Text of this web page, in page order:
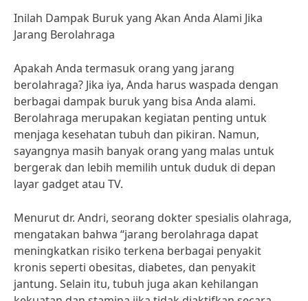
Inilah Dampak Buruk yang Akan Anda Alami Jika
Jarang Berolahraga
Apakah Anda termasuk orang yang jarang
berolahraga? Jika iya, Anda harus waspada dengan
berbagai dampak buruk yang bisa Anda alami.
Berolahraga merupakan kegiatan penting untuk
menjaga kesehatan tubuh dan pikiran. Namun,
sayangnya masih banyak orang yang malas untuk
bergerak dan lebih memilih untuk duduk di depan
layar gadget atau TV.
Menurut dr. Andri, seorang dokter spesialis olahraga,
mengatakan bahwa “jarang berolahraga dapat
meningkatkan risiko terkena berbagai penyakit
kronis seperti obesitas, diabetes, dan penyakit
jantung. Selain itu, tubuh juga akan kehilangan